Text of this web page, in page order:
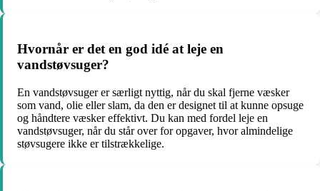
Hvornår er det en god idé at leje en
vandstøvsuger?
En vandstøvsuger er særligt nyttig, når du skal fjerne væsker
som vand, olie eller slam, da den er designet til at kunne opsuge
og håndtere væsker effektivt. Du kan med fordel leje en
vandstøvsuger, når du står over for opgaver, hvor almindelige
støvsugere ikke er tilstrækkelige.